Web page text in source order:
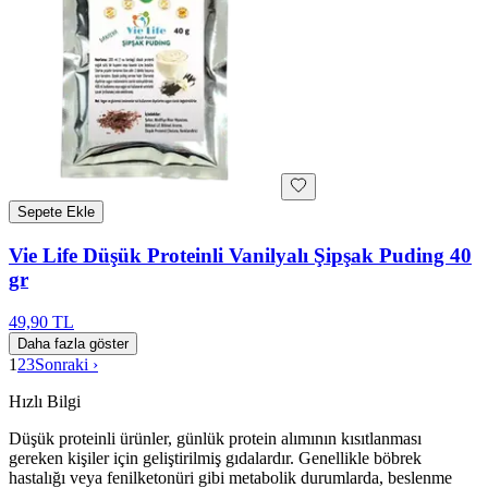
Sepete Ekle
Vie Life Düşük Proteinli Vanilyalı Şipşak Puding 40
gr
49,90 TL
Daha fazla göster
1 23Sonraki ›
Hızlı Bilgi
Düşük proteinli ürünler, günlük protein alımının kısıtlanması
gereken kişiler için geliştirilmiş gıdalardır. Genellikle böbrek
hastalığı veya fenilketonüri gibi metabolik durumlarda, beslenme